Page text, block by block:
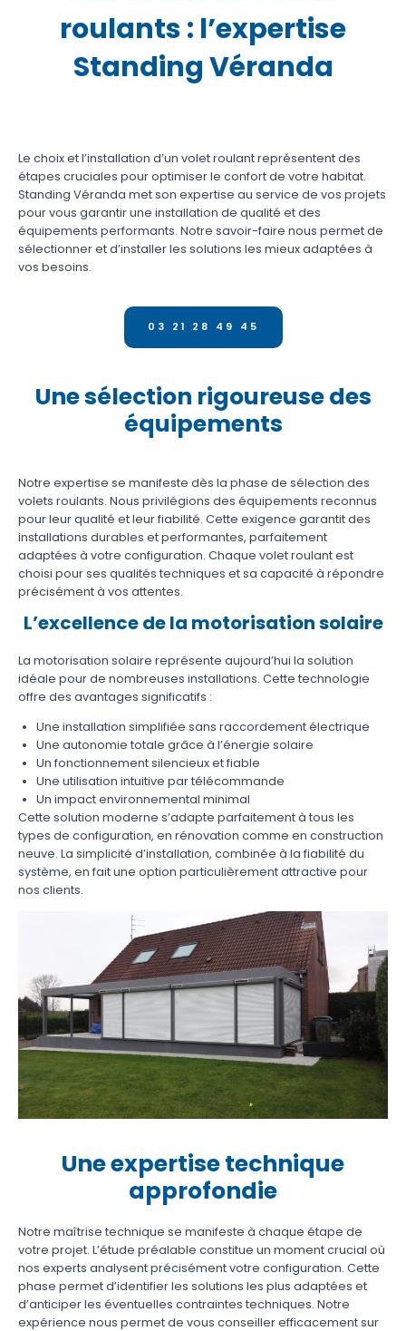
roulants : l’expertise
Standing Véranda
Le choix et l’installation d’un volet roulant représentent des
étapes cruciales pour optimiser le confort de votre habitat.
Standing Véranda met son expertise au service de vos projets
pour vous garantir une installation de qualité et des
équipements performants. Notre savoir-faire nous permet de
sélectionner et d’installer les solutions les mieux adaptées à
vos besoins.
03 21 28 49 45
Une sélection rigoureuse des
équipements
Notre expertise se manifeste dès la phase de sélection des
volets roulants. Nous privilégions des équipements reconnus
pour leur qualité et leur fiabilité. Cette exigence garantit des
installations durables et performantes, parfaitement
adaptées à votre configuration. Chaque volet roulant est
choisi pour ses qualités techniques et sa capacité à répondre
précisément à vos attentes.
L’excellence de la motorisation solaire
La motorisation solaire représente aujourd’hui la solution
idéale pour de nombreuses installations. Cette technologie
offre des avantages significatifs :
Une installation simplifiée sans raccordement électrique
Une autonomie totale grâce à l’énergie solaire
Un fonctionnement silencieux et fiable
Une utilisation intuitive par télécommande
Un impact environnemental minimal
Cette solution moderne s’adapte parfaitement à tous les
types de configuration, en rénovation comme en construction
neuve. La simplicité d’installation, combinée à la fiabilité du
système, en fait une option particulièrement attractive pour
nos clients.
Une expertise technique
approfondie
Notre maîtrise technique se manifeste à chaque étape de
votre projet. L’étude préalable constitue un moment crucial où
nos experts analysent précisément votre configuration. Cette
phase permet d’identifier les solutions les plus adaptées et
d’anticiper les éventuelles contraintes techniques. Notre
expérience nous permet de vous conseiller efficacement sur